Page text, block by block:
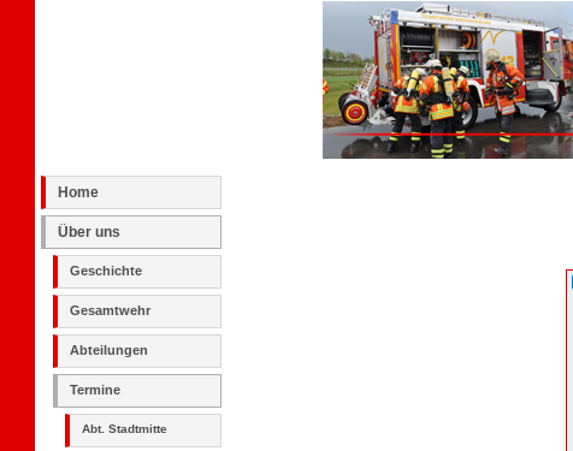
Home
Über uns
Geschichte
Gesamtwehr
Abteilungen
Termine
Abt. Stadtmitte